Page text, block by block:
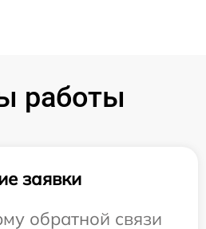
работы
заявки
обратной связи